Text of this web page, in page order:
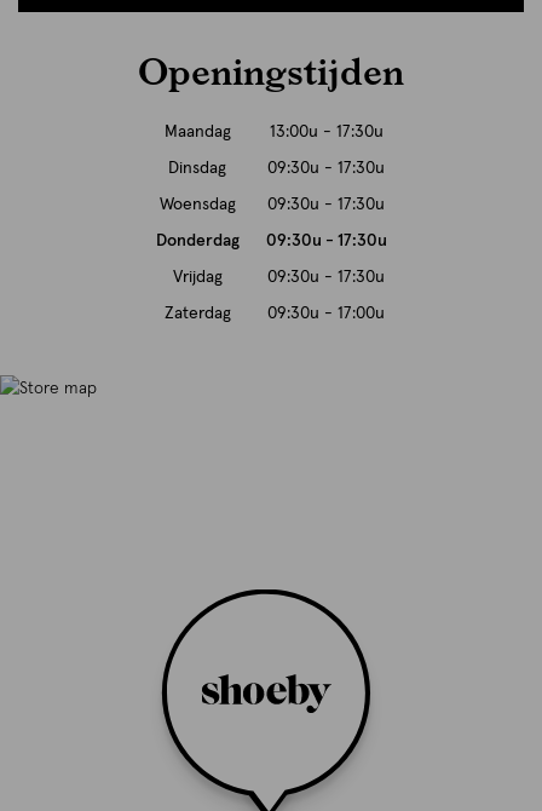
Openingstijden
Maandag 13:00u - 17:30u
Dinsdag 09:30u - 17:30u
Woensdag 09:30u - 17:30u
Donderdag 09:30u - 17:30u
Vrijdag 09:30u - 17:30u
Zaterdag 09:30u - 17:00u